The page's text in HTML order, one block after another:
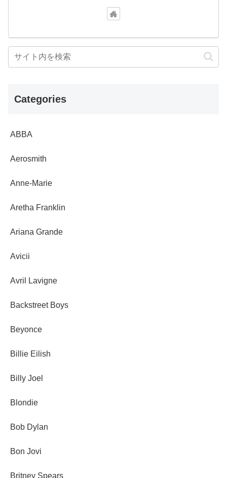
Categories
ABBA
Aerosmith
Anne-Marie
Aretha Franklin
Ariana Grande
Avicii
Avril Lavigne
Backstreet Boys
Beyonce
Billie Eilish
Billy Joel
Blondie
Bob Dylan
Bon Jovi
Britney Spears